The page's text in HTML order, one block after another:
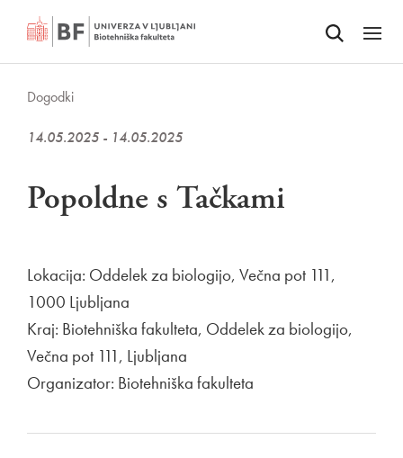
Odpri iskalnik
Odpri
Dogodki
14.05.2025 - 14.05.2025
Popoldne s Tačkami
Lokacija: Oddelek za biologijo, Večna pot 111,
1000 Ljubljana
Kraj: Biotehniška fakulteta, Oddelek za biologijo,
Večna pot 111, Ljubljana
Organizator: Biotehniška fakulteta